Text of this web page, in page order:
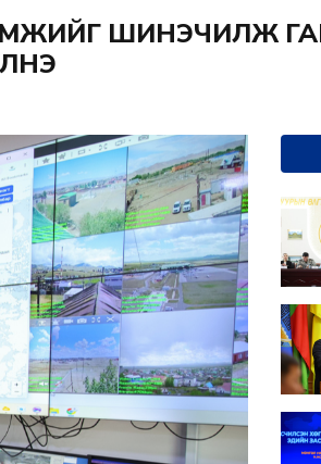
ШИНЭЧИЛЖ